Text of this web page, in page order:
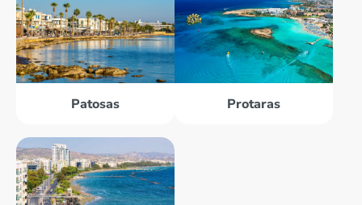
Patosas Protaras